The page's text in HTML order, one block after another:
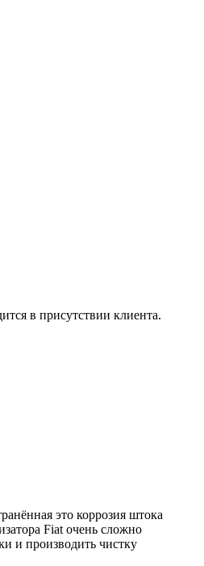
в присутствии клиента.
это коррозия штока
Fiat очень сложно
и производить чистку